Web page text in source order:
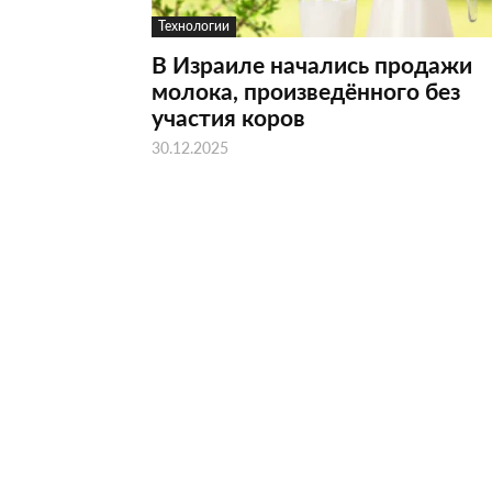
Технологии
В Израиле начались продажи
молока, произведённого без
участия коров
30.12.2025